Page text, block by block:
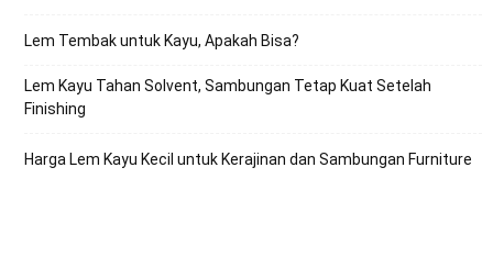
Lem Tembak untuk Kayu, Apakah Bisa?
Lem Kayu Tahan Solvent, Sambungan Tetap Kuat Setelah
Finishing
Harga Lem Kayu Kecil untuk Kerajinan dan Sambungan Furniture